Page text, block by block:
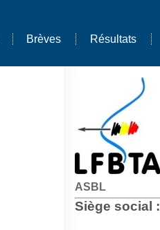
Brèves Résultats
ASBL
Siège social :